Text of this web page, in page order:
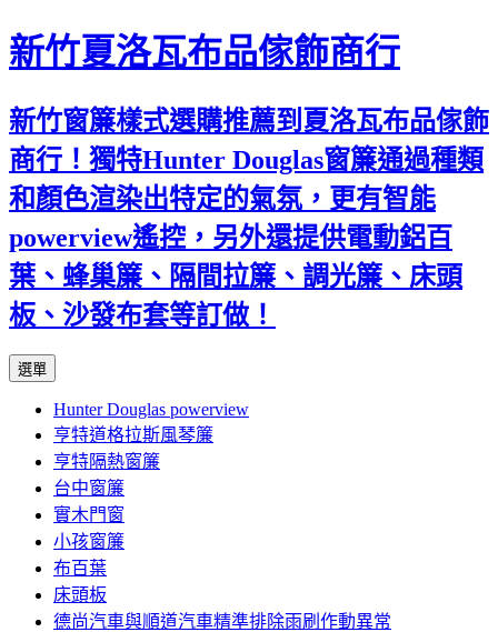
新竹夏洛瓦布品傢飾商行
新竹窗簾樣式選購推薦到夏洛瓦布品傢飾
商行！獨特Hunter Douglas窗簾通過種類
和顏色渲染出特定的氣氛，更有智能
powerview遙控，另外還提供電動鋁百
葉、蜂巢簾、隔間拉簾、調光簾、床頭
板、沙發布套等訂做！
選單
內
容
Hunter Douglas powerview
亨特道格拉斯風琴簾
亨特隔熱窗簾
台中窗簾
實木門窗
小孩窗簾
布百葉
床頭板
德尚汽車與順道汽車精準排除雨刷作動異常